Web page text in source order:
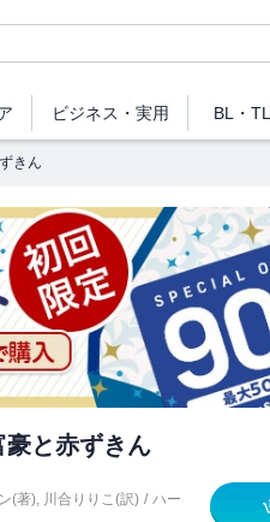
ビジネス ・実用 BL・TL
きん
豪と赤ずきん
(著), 川合りりこ(訳) / ハー